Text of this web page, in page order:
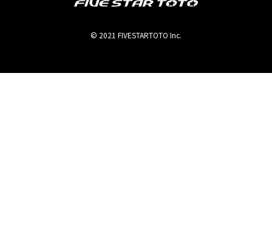
© 2021 FIVESTARTOTO Inc.